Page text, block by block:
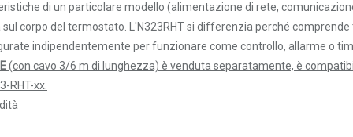
con ingresso per
a parte), 3 uscite
91,00 €
con sensore RHT-
parte), 3 uscite relè
di un particolare modello (alimentazione di rete,
corpo del termostato. L'N323RHT si differenzia perché comprende
indipendentemente per funzionare come controllo, allarme o
(con cavo 3/6 m di lunghezza) è venduta separatamente, è
RHT-xx.